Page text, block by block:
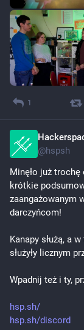
1
@hspsh
Minęło już
krótkie
zaangażowanym
darczyńcom!
Kanapy służą, a
służyły licznym
Wpadnij też i ty,
hsp.sh/
hsp.sh/discord